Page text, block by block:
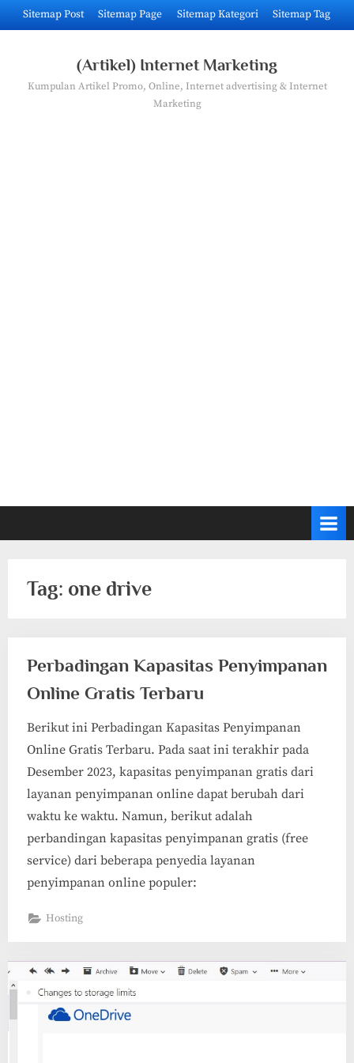
Skip
to
Sitemap Post Sitemap Page Sitemap Kategori Sitemap Tag
(Artikel) Internet Marketing
Kumpulan Artikel Promo, Online, Internet advertising & Internet
Marketing
Tag: one drive
Perbadingan Kapasitas Penyimpanan
Online Gratis Terbaru
Berikut ini Perbadingan Kapasitas Penyimpanan
Online Gratis Terbaru. Pada saat ini terakhir pada
Desember 2023, kapasitas penyimpanan gratis dari
layanan penyimpanan online dapat berubah dari
waktu ke waktu. Namun, berikut adalah
perbandingan kapasitas penyimpanan gratis (free
service) dari beberapa penyedia layanan
penyimpanan online populer:
Hosting